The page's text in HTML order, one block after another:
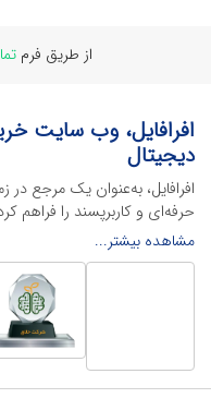
از طریق فرم
افرافایل، وب سایت
دیجیتال
افرافایل، به‌عنوان یک مرجع
حرفه‌ای و کاربرپسند را
طراحان، دانشجویان و
دیجیتال خود را به فروش رسانده
اهدافشان استفاده کنند.
این سایت با ارائه تنوع
لایه باز نرم افراهای ادیت
اکسل گرفته تا قالب‌های ارائه
هزینه‌های خود را کاهش داده
مشاهده بیشتر...